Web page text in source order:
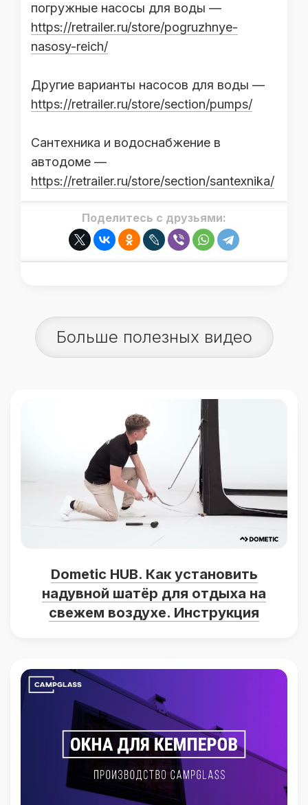
погружные насосы для воды —
https://retrailer.ru/store/pogruzhnye-
nasosy-reich/
Другие варианты насосов для воды —
https://retrailer.ru/store/section/pumps/
Сантехника и водоснабжение в
автодоме —
https://retrailer.ru/store/section/santexnika/
Поделитесь с друзьями:
Больше полезных видео
Dometic HUB. Как установить
надувной шатёр для отдыха на
свежем воздухе. Инструкция